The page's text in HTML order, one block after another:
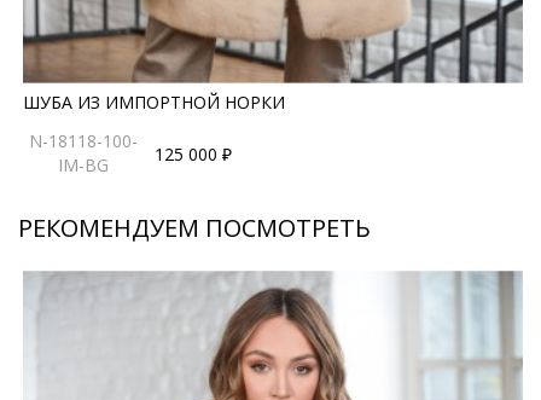
ШУБА ИЗ ИМПОРТНОЙ НОРКИ
N-18118-100-
IM-BG
125 000 ₽
РЕКОМЕНДУЕМ ПОСМОТРЕТЬ